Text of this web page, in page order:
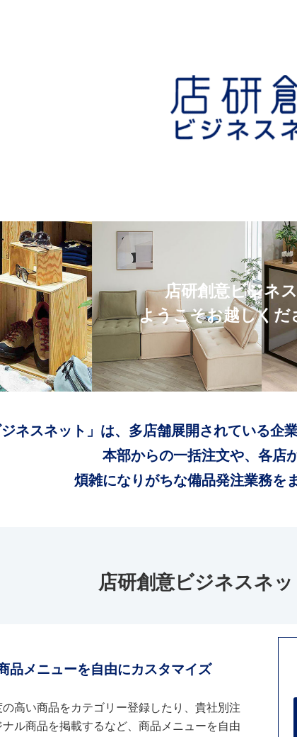
店研創意ビジネ
ようこそお越しくだ
ジネスネット」は、多店舗展開されている企
本部からの一括注文や、各店
煩雑になりがちな備品発注業務を
店研創意ビジネスネ
品メニューを自由にカスタマイズ
高い商品をカテゴリー登録したり、貴社別注
ル商品を掲載するなど、商品メニューを自由